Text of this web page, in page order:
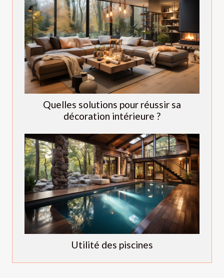
Quelles solutions pour réussir sa
décoration intérieure ?
Utilité des piscines